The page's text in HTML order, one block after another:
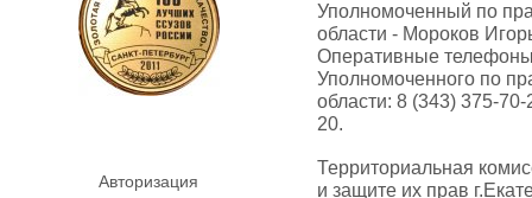
Авторизация
Уполномоченный по
области - Мороков
Оперативные
Уполномоченного по
области: 8 (343) 375-
20.
Территориальная
и защите их прав